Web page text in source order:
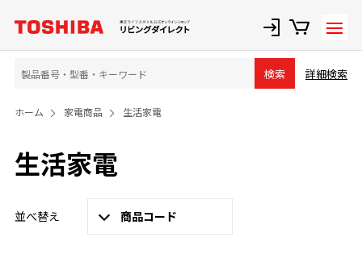
検索 詳細検索
ホーム 家電商品 生活家電
生活家電
並べ替え 商品コード